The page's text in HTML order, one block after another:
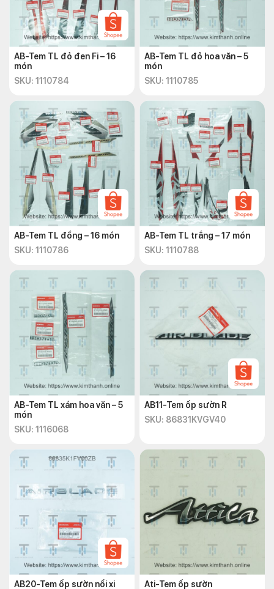
AB-Tem TL đỏ đen Fi – 16
món
SKU: 1110784
AB-Tem TL đỏ hoa văn – 5
món
SKU: 1110785
AB-Tem TL đồng – 16 món
SKU: 1110786
AB-Tem TL trắng – 17 món
SKU: 1110788
AB-Tem TL xám hoa văn – 5
món
SKU: 1116068
AB11-Tem ốp sườn R
SKU: 86831KVGV40
AB20-Tem ốp sườn nổi xi Ati-Tem ốp sườn